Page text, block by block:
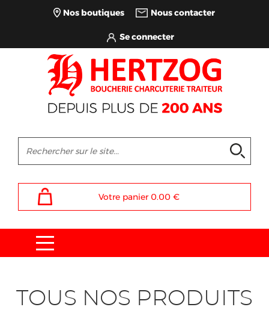
Nos boutiques Nous contacter
Votre panier 0.00 €
TOUS NOS PRODUITS